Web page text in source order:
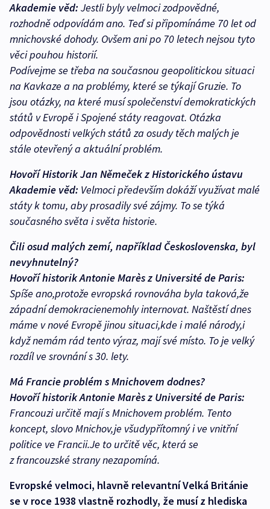
Akademie věd: Jestli byly velmoci zodpovědné,
rozhodně odpovídám ano. Teď si připomínáme 70 let od
mnichovské dohody. Ovšem ani po 70 letech nejsou tyto
věci pouhou historií.
Podívejme se třeba na současnou geopolitickou situaci
na Kavkaze a na problémy, které se týkají Gruzie. To
jsou otázky, na které musí společenství demokratických
států v Evropě i Spojené státy reagovat. Otázka
odpovědnosti velkých států za osudy těch malých je
stále otevřený a aktuální problém.
Hovoří Historik Jan Němeček z Historického ústavu
Akademie věd: Velmoci především dokáží využívat malé
státy k tomu, aby prosadily své zájmy. To se týká
současného světa i světa historie.
Čili osud malých zemí, například Československa, byl
nevyhnutelný?
Hovoří historik Antonie Marès z Université de Paris:
Spíše ano,protože evropská rovnováha byla taková,že
západní demokracienemohly internovat. Naštěstí dnes
máme v nové Evropě jinou situaci,kde i malé národy,i
když nemám rád tento výraz, mají své místo. To je velký
rozdíl ve srovnání s 30. lety.
Má Francie problém s Mnichovem dodnes?
Hovoří historik Antonie Marès z Université de Paris:
Francouzi určitě mají s Mnichovem problém. Tento
koncept, slovo Mnichov,je všudypřítomný i ve vnitřní
politice ve Francii.Je to určitě věc, která se
z francouzské strany nezapomíná.
Evropské velmoci, hlavně relevantní Velká Británie
se v roce 1938 vlastně rozhodly, že musí z hlediska